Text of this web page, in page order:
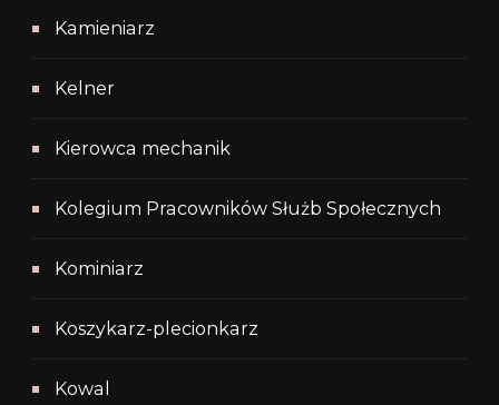
Kamieniarz
Kelner
Kierowca mechanik
Kolegium Pracowników Służb Społecznych
Kominiarz
Koszykarz-plecionkarz
Kowal